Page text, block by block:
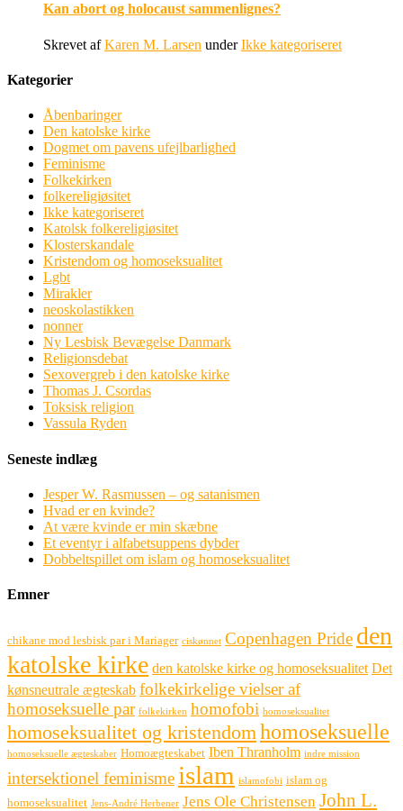
Kan abort og holocaust sammenlignes?
Skrevet afKaren M. Larsen underIkke kategoriseret
Kategorier
Åbenbaringer
Den katolske kirke
Dogmet om pavens ufejlbarlighed
Feminisme
Folkekirken
folkereligiøsitet
Ikke kategoriseret
Katolsk folkereligiøsitet
Klosterskandale
Kristendom og homoseksualitet
Lgbt
Mirakler
neoskolastikken
nonner
Ny Lesbisk Bevægelse Danmark
Religionsdebat
Sexovergreb i den katolske kirke
Thomas J. Csordas
Toksisk religion
Vassula Ryden
Seneste indlæg
Jesper W. Rasmussen – og satanismen
Hvad er en kvinde?
At være kvinde er min skæbne
Et eventyr i alfabetsuppens dybder
Dobbeltspillet om islam og homoseksualitet
Emner
chikane mod lesbisk par i Mariager ciskønnet Copenhagen Pride den
katolske kirke den katolske kirke og homoseksualitet Det
kønsneutrale ægteskab folkekirkelige vielser af
homoseksuelle par folkekirken homofobi homoseksualitet
homoseksualitet og kristendomhomoseksuelle
homoseksuelle ægteskaber Homoægteskabet Iben Thranholm indre mission
intersektionel feminisme islam islamofobi islam og
homoseksualitet Jens-André Herbener Jens Ole Christensen John L.